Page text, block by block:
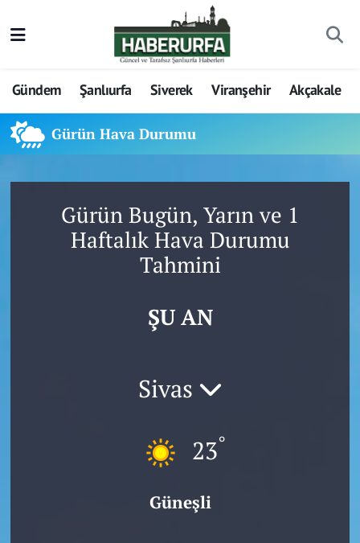
Gündem Şanlıurfa Siverek Viranşehir Akçakale
Gürün Hava Durumu
Gürün Bugün, Yarın ve 1
Haftalık Hava Durumu
Tahmini
ŞU AN
Sivas
23°
Güneşli